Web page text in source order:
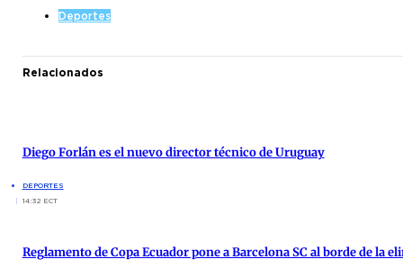
Deportes
Relacionados
Diego Forlán es el nuevo director técnico de Uruguay
DEPORTES
14:32 ECT
Reglamento de Copa Ecuador pone a Barcelona SC al borde de la